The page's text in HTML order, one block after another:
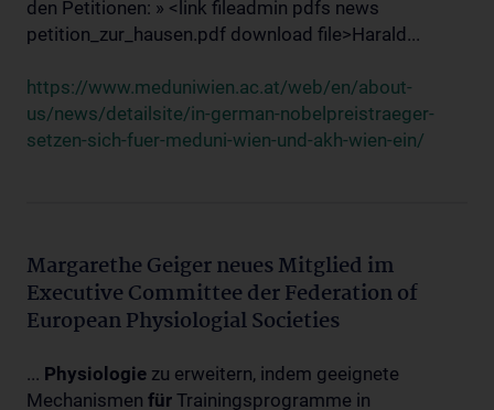
den Petitionen: » <link fileadmin pdfs news
petition_zur_hausen.pdf download file>Harald...
https://www.meduniwien.ac.at/web/en/about-
us/news/detailsite/in-german-nobelpreistraeger-
setzen-sich-fuer-meduni-wien-und-akh-wien-ein/
Margarethe Geiger neues Mitglied im
Executive Committee der Federation of
European Physiologial Societies
... Physiologie zu erweitern, indem geeignete
Mechanismen für Trainingsprogramme in